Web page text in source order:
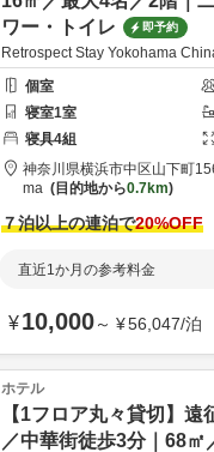
ワー・トイレ
即予約
Retrospect Stay Yokohama
個室
寝室1室
寝具4組
神奈川県横浜市中区山下町
ma
目的地から0.7km
７泊以上の連泊で20%OFF
直近1か月の参考料金
¥10,000～ ¥56,047/泊
ホテル
【1フロア丸々貸切】
／中華街徒歩3分｜68